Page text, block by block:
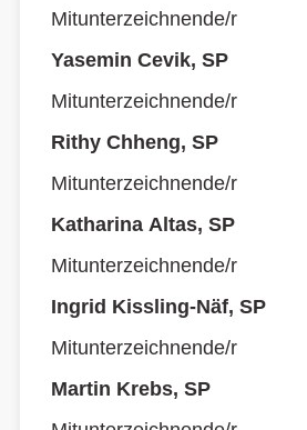
Mitunterzeichnende/r
Yasemin Cevik, SP
Mitunterzeichnende/r
Rithy Chheng, SP
Mitunterzeichnende/r
Katharina Altas, SP
Mitunterzeichnende/r
Ingrid Kissling-Näf, SP
Mitunterzeichnende/r
Martin Krebs, SP